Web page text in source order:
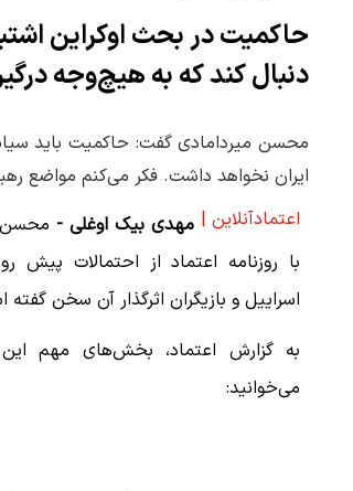
حاکمیت در بحث اوکراین
دنبال کند که به هیچ‌وجه
محسن میردامادی گفت: حاکمیت باید
ایران نخواهد داشت. فکر می‌کنم مواضع
اعتمادآنلاین | مهدی بیک اوغلی - محسن
با روزنامه اعتماد از احتمالات
اسراییل و بازیگران اثرگذار آن سخن
به گزارش اعتماد، بخش‌های مهم این
می‌خوانید: